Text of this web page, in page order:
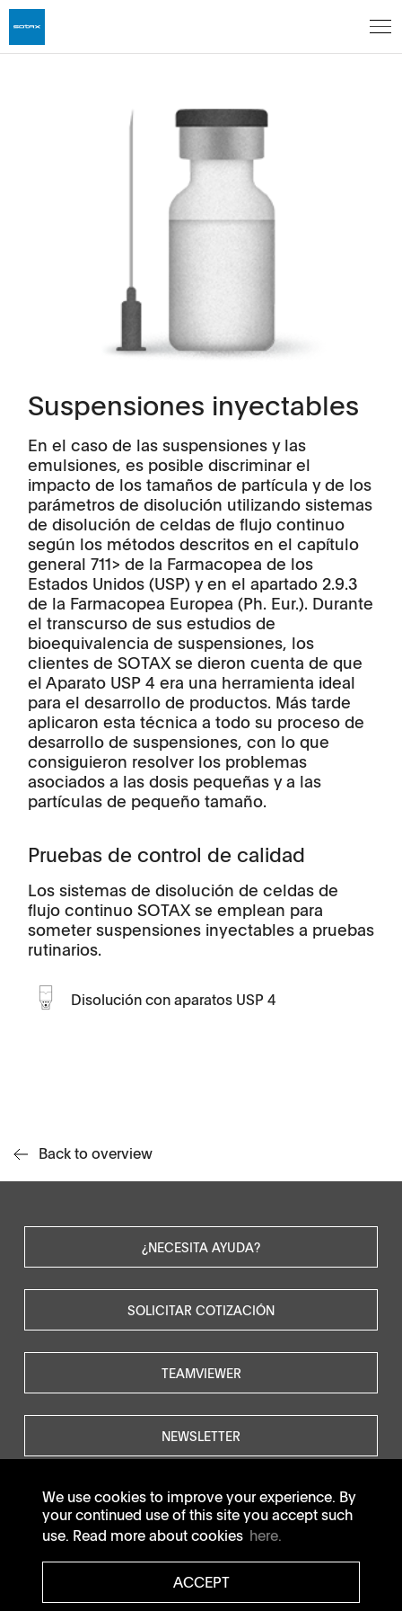
We use cookies to improve your experience. By
your continued use of this site you accept such
use. Read more about cookies here.
ACCEPT
Suspensiones inyectables
En el caso de las suspensiones y las
emulsiones, es posible discriminar el
impacto de los tamaños de partícula y de los
parámetros de disolución utilizando sistemas
de disolución de celdas de flujo continuo
según los métodos descritos en el capítulo
general 711> de la Farmacopea de los
Estados Unidos (USP) y en el apartado 2.9.3
de la Farmacopea Europea (Ph. Eur.). Durante
el transcurso de sus estudios de
bioequivalencia de suspensiones, los
clientes de SOTAX se dieron cuenta de que
el Aparato USP 4 era una herramienta ideal
para el desarrollo de productos. Más tarde
aplicaron esta técnica a todo su proceso de
desarrollo de suspensiones, con lo que
consiguieron resolver los problemas
asociados a las dosis pequeñas y a las
partículas de pequeño tamaño.
Pruebas de control de calidad
Los sistemas de disolución de celdas de
flujo continuo SOTAX se emplean para
someter suspensiones inyectables a pruebas
rutinarios.
Disolución con aparatos USP 4
Back to overview
¿NECESITA AYUDA?
SOLICITAR COTIZACIÓN
TEAMVIEWER
NEWSLETTER
© SOTAX All rights reserved.